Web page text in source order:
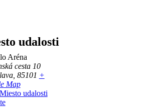
udalosti
Aréna
cesta 10
, 85101 +
Map
udalosti